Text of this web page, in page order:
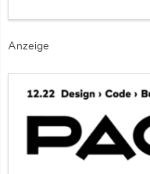
Anzeige